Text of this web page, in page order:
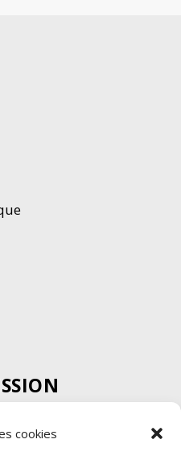
cookies